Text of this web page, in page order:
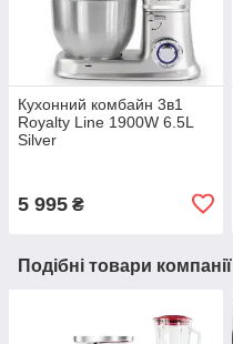
Кухонний комбайн 3в1
Royalty Line 1900W 6.5L
Silver
5 995 ₴
Подібні товари компанії